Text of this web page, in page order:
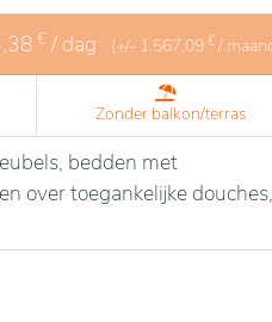
€ / dag (+/- 1.567,09 € /
Zonder balkon/terras
bedden met
over toegankelijke douches,